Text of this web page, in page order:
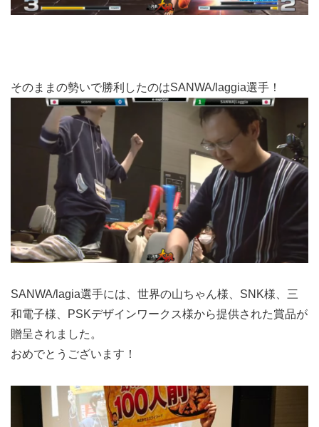
そのままの勢いで勝利したのはSANWA/laggia選手！
SANWA/lagia選手には、世界の山ちゃん様、SNK様、三
和電子様、PSKデザインワークス様から提供された賞品が
贈呈されました。
おめでとうございます！